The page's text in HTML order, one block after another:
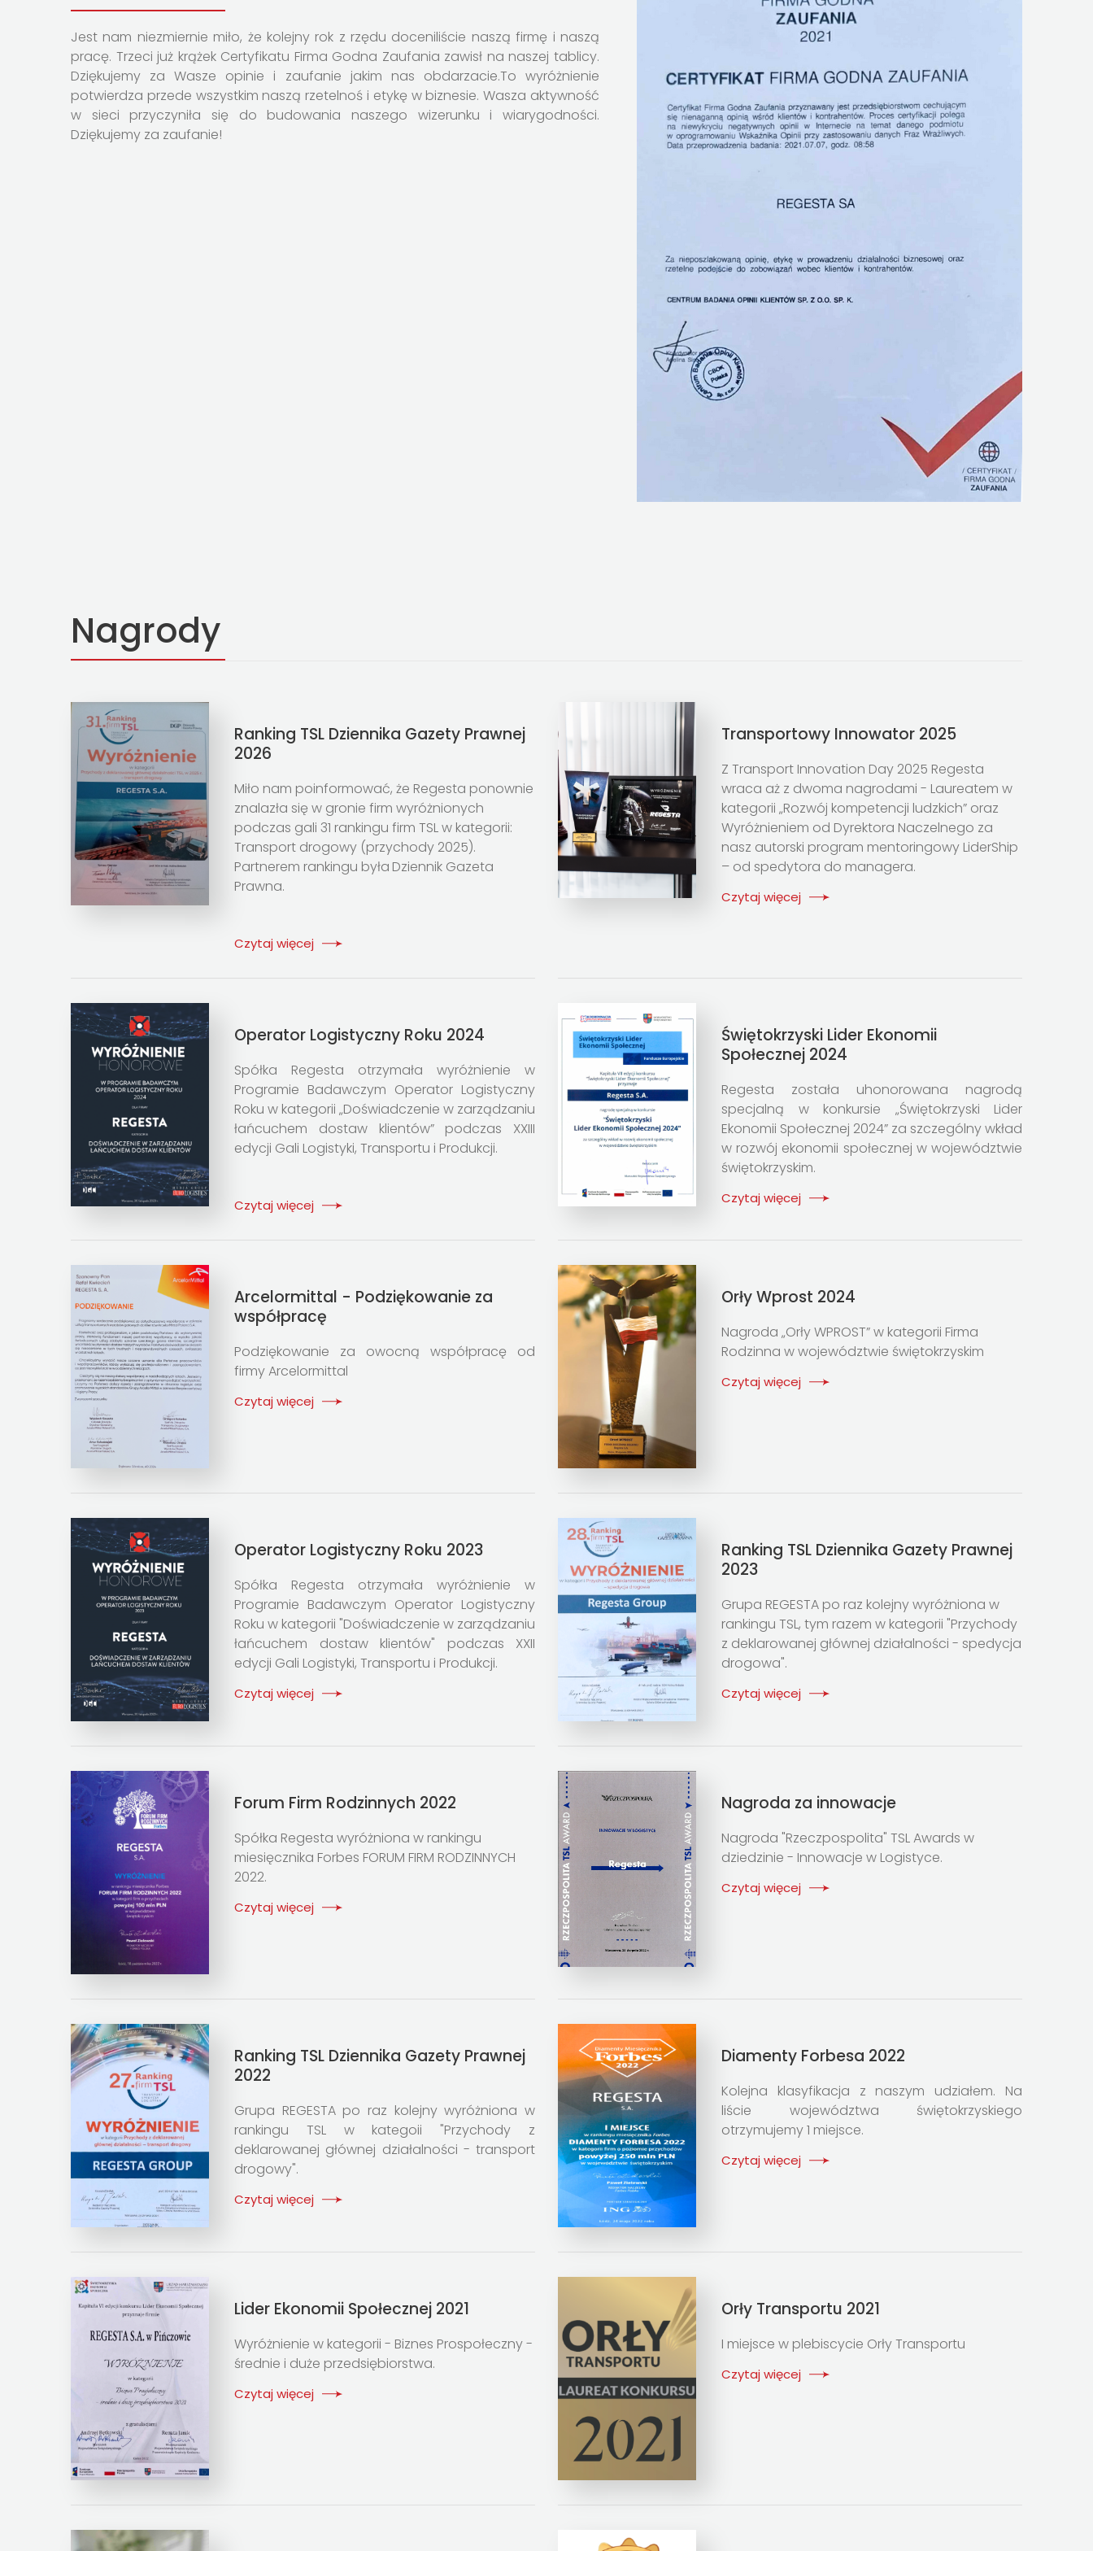
REGESTA LOGISTYKA
Jest nam niezmiernie miło, że kolejny rok z rzędu doceniliście naszą firmę i naszą
pracę. Trzeci już krążek Certyfikatu Firma Godna Zaufania zawisł na naszej tablicy.
Dziękujemy za Wasze opinie i zaufanie jakim nas obdarzacie.To wyróżnienie
potwierdza przede wszystkim naszą rzetelnoś i etykę w biznesie. Wasza aktywność
w sieci przyczyniła się do budowania naszego wizerunku i wiarygodności.
Dziękujemy za zaufanie!
Nagrody
Ranking TSL Dziennika Gazety Prawnej
2026
Miło nam poinformować, że Regesta ponownie
znalazła się w gronie firm wyróżnionych
podczas gali 31 rankingu firm TSL w kategorii:
Transport drogowy (przychody 2025).
Partnerem rankingu była Dziennik Gazeta
Prawna.
Czytaj więcej
Transportowy Innowator 2025
Z Transport Innovation Day 2025 Regesta
wraca aż z dwoma nagrodami - Laureatem w
kategorii „Rozwój kompetencji ludzkich” oraz
Wyróżnieniem od Dyrektora Naczelnego za
nasz autorski program mentoringowy LiderShip
– od spedytora do managera.
Czytaj więcej
Operator Logistyczny Roku 2024
Spółka Regesta otrzymała wyróżnienie w
Programie Badawczym Operator Logistyczny
Roku w kategorii „Doświadczenie w zarządzaniu
łańcuchem dostaw klientów” podczas XXIII
edycji Gali Logistyki, Transportu i Produkcji.
Czytaj więcej
Świętokrzyski Lider Ekonomii
Społecznej 2024
Regesta została uhonorowana nagrodą
specjalną w konkursie „Świętokrzyski Lider
Ekonomii Społecznej 2024” za szczególny wkład
w rozwój ekonomii społecznej w województwie
świętokrzyskim.
Czytaj więcej
Arcelormittal - Podziękowanie za
współpracę
Podziękowanie za owocną współpracę od
firmy Arcelormittal
Czytaj więcej
Orły Wprost 2024
Nagroda „Orły WPROST” w kategorii Firma
Rodzinna w województwie świętokrzyskim
Czytaj więcej
Operator Logistyczny Roku 2023
Spółka Regesta otrzymała wyróżnienie w
Programie Badawczym Operator Logistyczny
Roku w kategorii "Doświadczenie w zarządzaniu
łańcuchem dostaw klientów" podczas XXII
edycji Gali Logistyki, Transportu i Produkcji.
Czytaj więcej
Ranking TSL Dziennika Gazety Prawnej
2023
Grupa REGESTA po raz kolejny wyróżniona w
rankingu TSL, tym razem w kategorii "Przychody
z deklarowanej głównej działalności - spedycja
drogowa".
Czytaj więcej
Forum Firm Rodzinnych 2022
Spółka Regesta wyróżniona w rankingu
miesięcznika Forbes FORUM FIRM RODZINNYCH
2022.
Czytaj więcej
Nagroda za innowacje
Nagroda "Rzeczpospolita" TSL Awards w
dziedzinie - Innowacje w Logistyce.
Czytaj więcej
Ranking TSL Dziennika Gazety Prawnej
2022
Grupa REGESTA po raz kolejny wyróżniona w
rankingu TSL w kategoii "Przychody z
deklarowanej głównej działalności - transport
drogowy".
Czytaj więcej
Diamenty Forbesa 2022
Kolejna klasyfikacja z naszym udziałem. Na
liście województwa świętokrzyskiego
otrzymujemy 1 miejsce.
Czytaj więcej
Lider Ekonomii Społecznej 2021
Wyróżnienie w kategorii - Biznes Prospołeczny -
średnie i duże przedsiębiorstwa.
Czytaj więcej
Orły Transportu 2021
I miejsce w plebiscycie Orły Transportu
Czytaj więcej